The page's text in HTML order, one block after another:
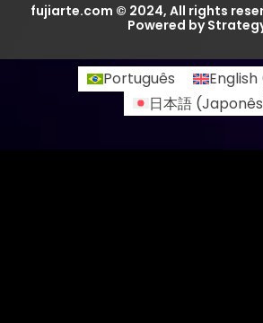
fujiarte.com © 2024, All rights
Powered by
Português English
日本語(Japonês